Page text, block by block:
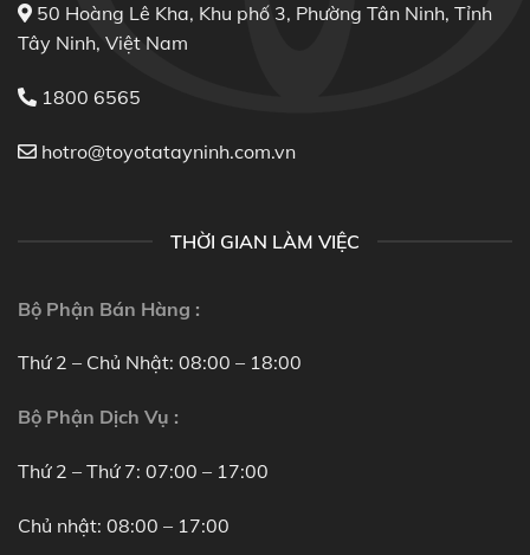
50 Hoàng Lê Kha, Khu phố 3, Phường Tân Ninh, Tỉnh
Tây Ninh, Việt Nam
1800 6565
hotro@toyotatayninh.com.vn
THỜI GIAN LÀM VIỆC
Bộ Phận Bán Hàng :
Thứ 2 – Chủ Nhật: 08:00 – 18:00
Bộ Phận Dịch Vụ :
Thứ 2 – Thứ 7: 07:00 – 17:00
Chủ nhật: 08:00 – 17:00